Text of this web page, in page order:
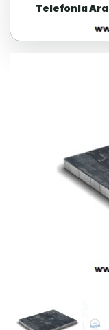
Telefonla Ara